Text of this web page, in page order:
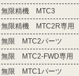
無限精機 MTC3
無限精機 MTC2R専用
無限 MTC2パーツ
無限 MTC2-FWD専用
無限 MTC1パーツ